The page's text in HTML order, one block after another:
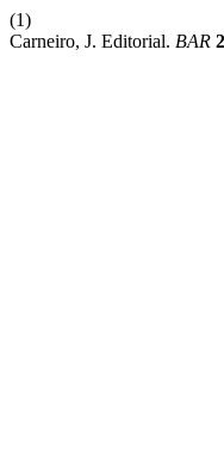
(1)
Carneiro, J. Editorial. BAR